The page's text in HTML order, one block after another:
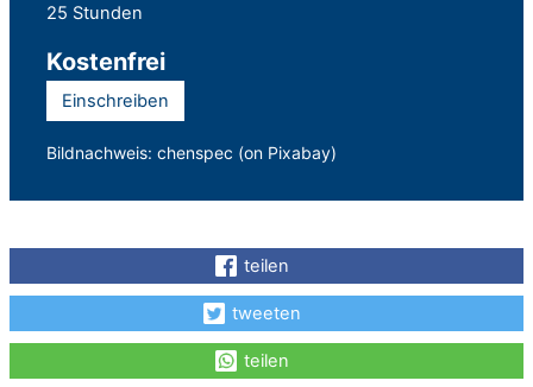
25 Stunden
Kostenfrei
Einschreiben
Bildnachweis: chenspec (on Pixabay)
teilen
tweeten
teilen